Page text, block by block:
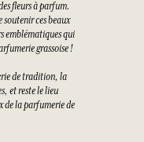
fleurs à parfum.
ces beaux
emblématiques qui
grassoise !
de tradition, la
et reste le lieu
de la parfumerie de